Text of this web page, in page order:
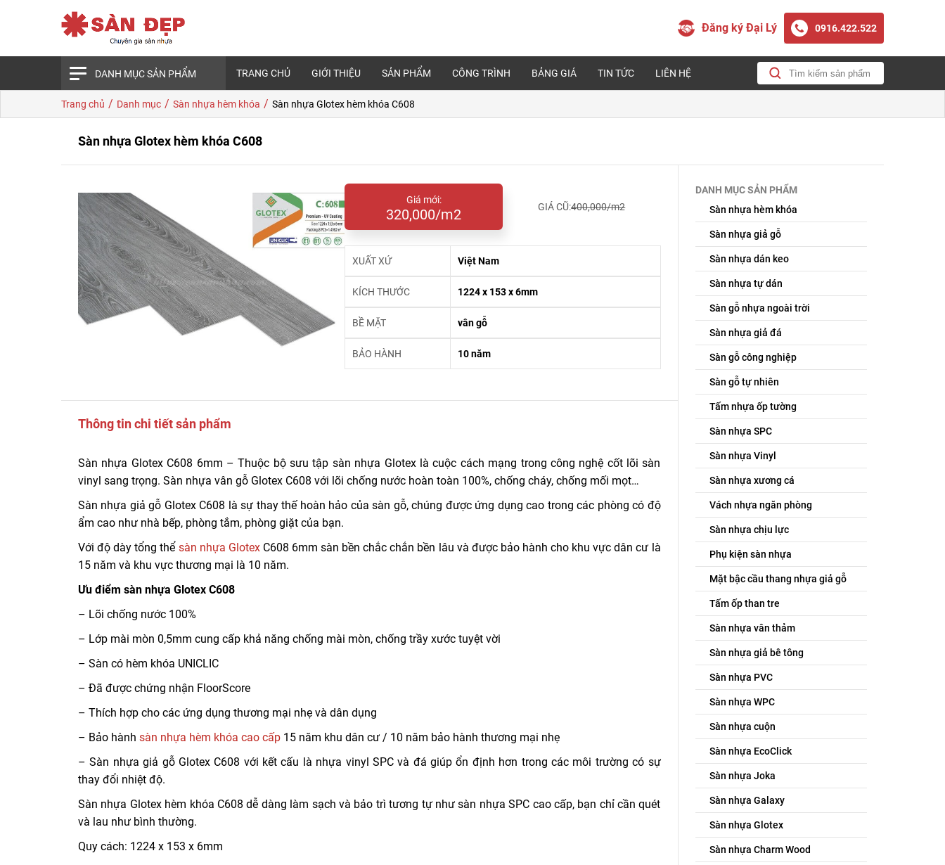
Đăng ký Đại Lý 0916.422.522
DANH MỤC SẢN PHẨM TRANG CHỦ GIỚI THIỆU SẢN PHẨM CÔNG TRÌNH BẢNG GIÁ TIN TỨC LIÊN HỆ
Trang chủ / Danh mục / Sàn nhựa hèm khóa / Sàn nhựa Glotex hèm khóa C608
Sàn nhựa Glotex hèm khóa C608
Giá mới:
320,000/m2 GIÁ CŨ:400,000/m2
XUẤT XỨ Việt Nam
KÍCH THƯỚC 1224 x 153 x 6mm
BỀ MẶT vân gỗ
BẢO HÀNH 10 năm
Thông tin chi tiết sản phẩm
Sàn nhựa Glotex C608 6mm – Thuộc bộ sưu tập sàn nhựa Glotex là cuộc cách mạng trong công nghệ cốt lõi sàn
vinyl sang trọng. Sàn nhựa vân gỗ Glotex C608 với lõi chống nước hoàn toàn 100%, chống cháy, chống mối mọt…
Sàn nhựa giả gỗ Glotex C608 là sự thay thế hoàn hảo của sàn gỗ, chúng được ứng dụng cao trong các phòng có độ
ẩm cao như nhà bếp, phòng tắm, phòng giặt của bạn.
Với độ dày tổng thể sàn nhựa GlotexC608 6mm sàn bền chắc chắn bền lâu và được bảo hành cho khu vực dân cư là
15 năm và khu vực thương mại là 10 năm.
Ưu điểm sàn nhựa Glotex C608
– Lõi chống nước 100%
– Lớp mài mòn 0,5mm cung cấp khả năng chống mài mòn, chống trầy xước tuyệt vời
– Sàn có hèm khóa UNICLIC
– Đã được chứng nhận FloorScore
– Thích hợp cho các ứng dụng thương mại nhẹ và dân dụng
– Bảo hành sàn nhựa hèm khóa cao cấp 15 năm khu dân cư / 10 năm bảo hành thương mại nhẹ
– Sàn nhựa giả gỗ Glotex C608 với kết cấu là nhựa vinyl SPC và đá giúp ổn định hơn trong các môi trường có sự
thay đổi nhiệt độ.
Sàn nhựa Glotex hèm khóa C608 dễ dàng làm sạch và bảo trì tương tự như sàn nhựa SPC cao cấp, bạn chỉ cần quét
và lau như bình thường.
Quy cách: 1224 x 153 x 6mm
DANH MỤC SẢN PHẨM
Sàn nhựa hèm khóa
Sàn nhựa giả gỗ
Sàn nhựa dán keo
Sàn nhựa tự dán
Sàn gỗ nhựa ngoài trời
Sàn nhựa giả đá
Sàn gỗ công nghiệp
Sàn gỗ tự nhiên
Tấm nhựa ốp tường
Sàn nhựa SPC
Sàn nhựa Vinyl
Sàn nhựa xương cá
Vách nhựa ngăn phòng
Sàn nhựa chịu lực
Phụ kiện sàn nhựa
Mặt bậc cầu thang nhựa giả gỗ
Tấm ốp than tre
Sàn nhựa vân thảm
Sàn nhựa giả bê tông
Sàn nhựa PVC
Sàn nhựa WPC
Sàn nhựa cuộn
Sàn nhựa EcoClick
Sàn nhựa Joka
Sàn nhựa Galaxy
Sàn nhựa Glotex
Sàn nhựa Charm Wood